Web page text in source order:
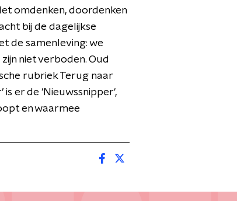
omdenken, doordenken
bij de dagelijkse
de samenleving: we
niet verboden. Oud
rubriek Terug naar
is er de 'Nieuwssnipper',
en waarmee